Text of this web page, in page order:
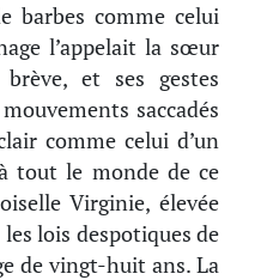
barbes comme celui
l’appelait la sœur
et ses gestes
saccadés
comme celui d’un
tout le monde de ce
Virginie, élevée
lois despotiques de
de vingt-huit ans. La